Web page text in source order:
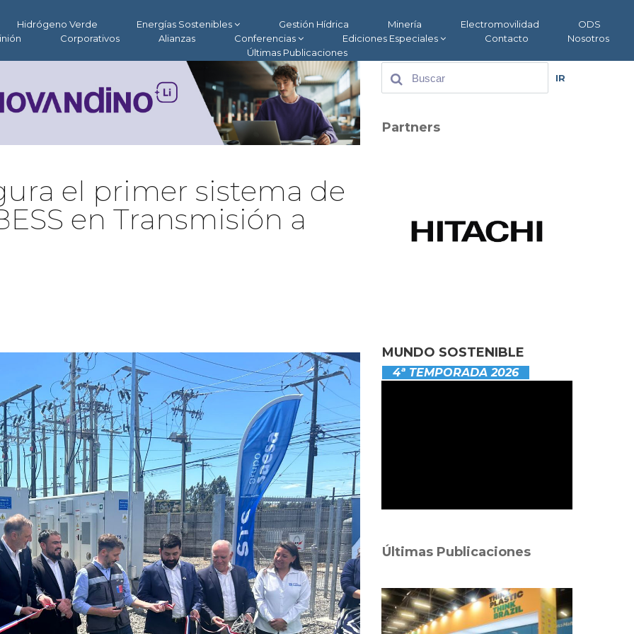
Hidrógeno Verde Energías Sostenibles Gestión Hídrica Minería Electromovilidad
ODS
Corporativos Alianzas Conferencias Ediciones Especiales Contacto
Nosotros
Últimas Publicaciones
el primer sistema de
en Transmisión a
IR
Partners
MUNDO SOSTENIBLE
4ª TEMPORADA 2026
Últimas Publicaciones